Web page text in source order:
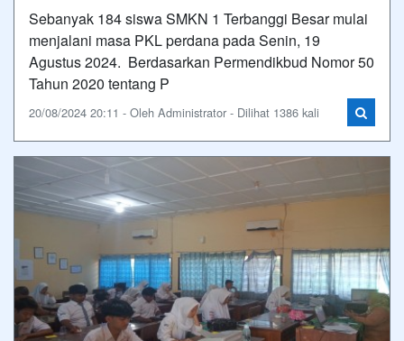
Sebanyak 184 siswa SMKN 1 Terbanggi Besar mulai
menjalani masa PKL perdana pada Senin, 19
Agustus 2024. Berdasarkan Permendikbud Nomor 50
Tahun 2020 tentang P
20/08/2024 20:11 - Oleh Administrator - Dilihat 1386 kali